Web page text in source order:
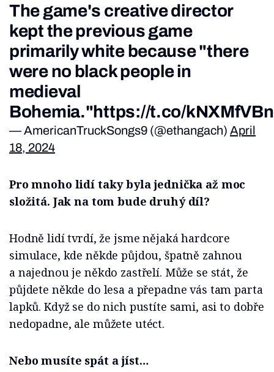
The game's creative director
kept the previous game
primarily white because "there
were no black people in
medieval
Bohemia."https://t.co/
— AmericanTruckSongs9 (@ethangach) April
18, 2024
Pro mnoho lidí taky byla jednička až moc
složitá. Jak na tom bude druhý díl?
Hodně lidí tvrdí, že jsme nějaká hardcore
simulace, kde někde půjdou, špatně zahnou
a najednou je někdo zastřelí. Může se stát, že
půjdete někde do lesa a přepadne vás tam parta
lapků. Když se do nich pustíte sami, asi to dobře
nedopadne, ale můžete utéct.
Nebo musíte spát a jíst…